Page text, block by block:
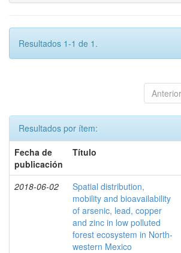
Resultados 1-1 de 1.
Anterior
Resultados por ítem:
Fecha de
publicación
Título
2018-06-02
Spatial distribution,
mobility and bioavailability
of arsenic, lead, copper
and zinc in low polluted
forest ecosystem in North-
western Mexico